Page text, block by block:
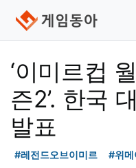
‘이미르컵
즌2’. 한국
발표
#레전드오브이미르 #위메